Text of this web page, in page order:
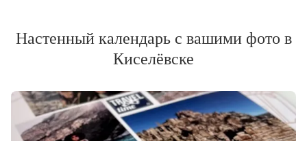
Настенный календарь с вашими фото в
Киселёвске